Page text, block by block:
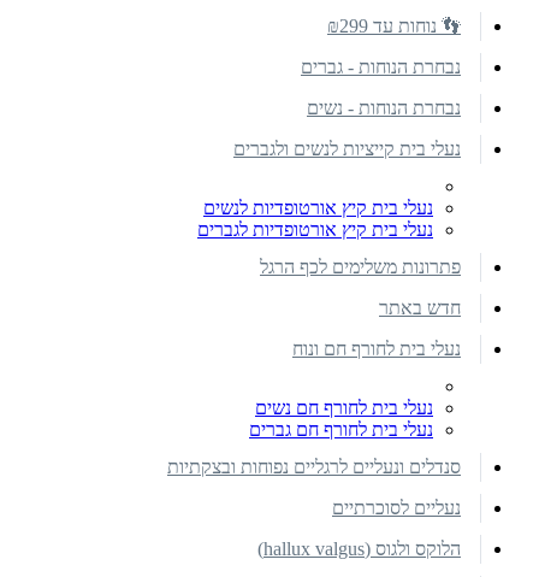
👣 נוחות עד ₪299
נבחרת הנוחות - גברים
נבחרת הנוחות - נשים
נעלי בית קייציות לנשים ולגברים
נעלי בית קיץ אורטופדיות לנשים
נעלי בית קיץ אורטופדיות לגברים
פתרונות משלימים לכף הרגל
חדש באתר
נעלי בית לחורף חם ונוח
נעלי בית לחורף חם נשים
נעלי בית לחורף חם גברים
סנדלים ונעליים לרגליים נפוחות ובצקתיות
נעליים לסוכרתיים
הלוקס ולגוס (hallux valgus)